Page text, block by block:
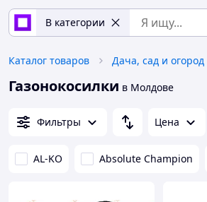
В категории
Каталог товаров Дача, сад и огород
Газонокосилки в Молдове
Фильтры Цена
AL-KO Absolute Champion